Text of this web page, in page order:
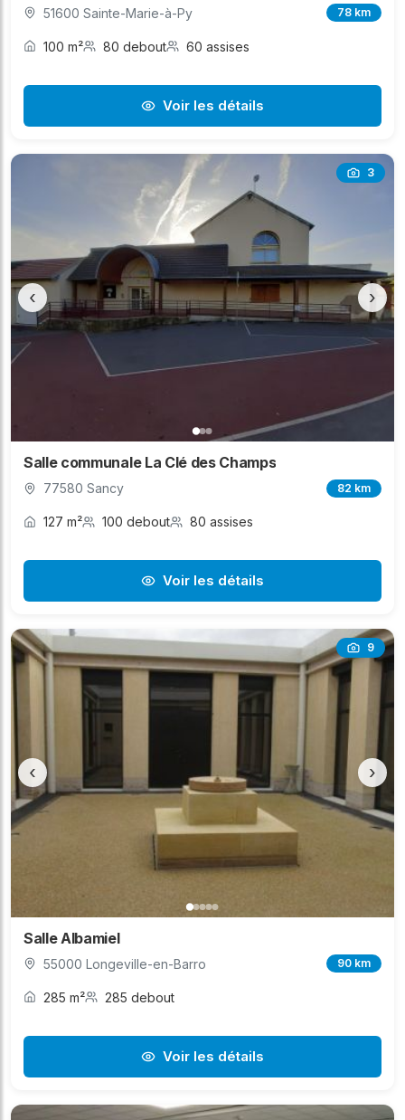
51600 Sainte-Marie-à-Py 78 km
100 m² 80 debout 60 assises
Voir les détails
3
‹ ›
Salle communale La Clé des Champs
77580 Sancy 82 km
127 m² 100 debout 80 assises
Voir les détails
9
‹ ›
Salle Albamiel
55000 Longeville-en-Barro 90 km
285 m² 285 debout
Voir les détails